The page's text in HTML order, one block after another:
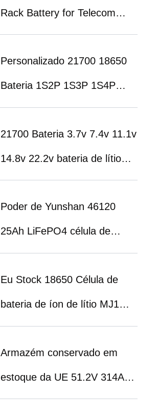
Storage
Rack Battery for Telecom
Base Station Backup Power
System
Personalizado 21700 18650
Bateria 1S2P 1S3P 1S4P
1S5P 1S6P 2S1P 2S2P 3S1P
3S2P 3S3P 4S1P 4S2P 4S3P
4S4P Bateria 3.7V 7.4V 11.1V
21700 Bateria 3.7v 7.4v 11.1v
14.8v 22.2v bateria de lítio
3500mah 4400mah 5200mah
7800mah 8800mah bateria de
íon de lítio
Poder de Yunshan 46120
25Ah LiFePO4 célula de
bateria 3.2V bateria de
fosfato de ferro de lítio de alta
potência para EV &
Aplicações de
armazenamento de energia
Eu Stock 18650 Célula de
bateria de íon de lítio MJ1
3500mAh para solução de
armazenamento de energia
de central elétrica portátil
Armazém conservado em
estoque da UE 51.2V 314Ah
16kWh LiFePO4 bateria ESS